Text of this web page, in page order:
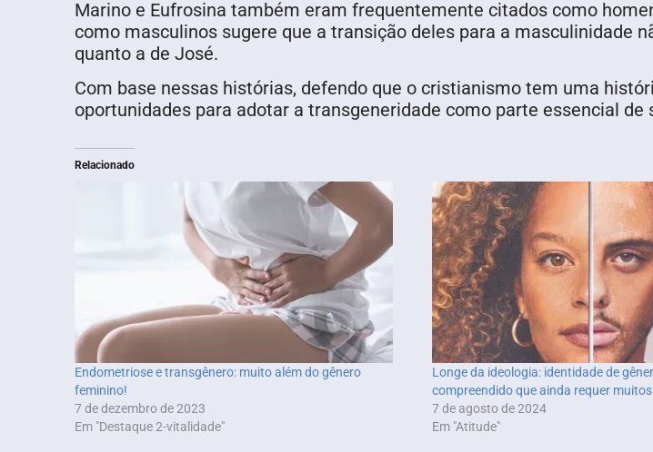
Marino e Eufrosina também eram frequentemente citados como
como masculinos sugere que a transição deles para a masculinidade
quanto a de José.
Com base nessas histórias, defendo que o cristianismo tem uma
oportunidades para adotar a transgeneridade como parte essencial de
Relacionado
Endometriose e transgênero: muito além do gênero
feminino!
7 de dezembro de 2023
Em "Destaque 2-vitalidade"
Longe da ideologia: identidade de
compreendido que ainda requer
7 de agosto de 2024
Em "Atitude"